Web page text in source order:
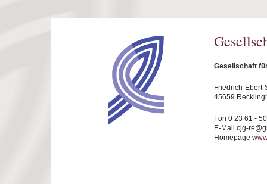
Gesellschaft
Friedrich-Ebert-
45659
Fon 0 23 61 -
E-Mail cjg-
Homepage